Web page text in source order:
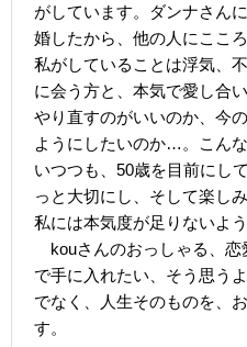
がしています。ダンナさん
婚したから、他の人にここ
私がしていることは浮気、
に会う方と、本気で愛し合
やり直すのがいいのか、今
ようにしたいのか…。こん
いつつも、50歳を目前にし
っと大切にし、そして楽し
私には本気度が足りないよ
kouさんのおっしゃる、恋
で手に入れたい、そう思う
でなく、人生そのものを、
す。